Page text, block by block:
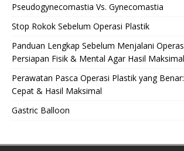
Pseudogynecomastia Vs. Gynecomastia
Stop Rokok Sebelum Operasi Plastik
Panduan Lengkap Sebelum Menjalani
Persiapan Fisik & Mental Agar Hasil Maksimal
Perawatan Pasca Operasi Plastik yang
Cepat & Hasil Maksimal
Gastric Balloon